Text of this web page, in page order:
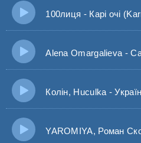
100лиця - Карі очі
Alena Omargalieva -
Колін, Huculka -
YAROMIYA, Роман Скорпіон